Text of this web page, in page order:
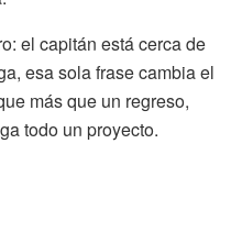
el capitán está cerca de
esa sola frase cambia el
más que un regreso,
todo un proyecto.